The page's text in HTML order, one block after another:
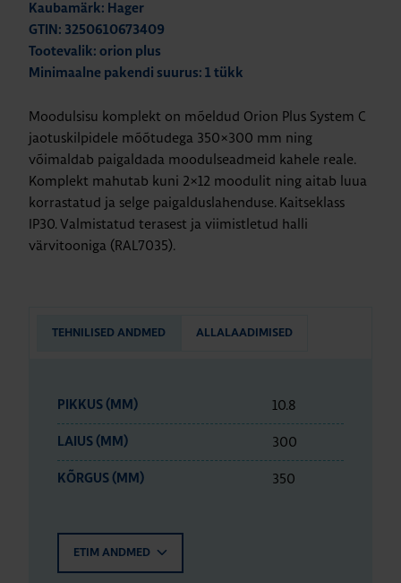
Kaubamärk: Hager
GTIN: 3250610673409
Tootevalik: orion plus
Minimaalne pakendi suurus: 1 tükk
Moodulsisu komplekt on mõeldud Orion Plus System C
jaotuskilpidele mõõtudega 350×300 mm ning
võimaldab paigaldada moodulseadmeid kahele reale.
Komplekt mahutab kuni 2×12 moodulit ning aitab luua
korrastatud ja selge paigalduslahenduse. Kaitseklass
IP30. Valmistatud terasest ja viimistletud halli
värvitooniga (RAL7035).
TEHNILISED ANDMED ALLALAADIMISED
PIKKUS (MM) 10.8
LAIUS (MM) 300
KÕRGUS (MM) 350
ETIM ANDMED